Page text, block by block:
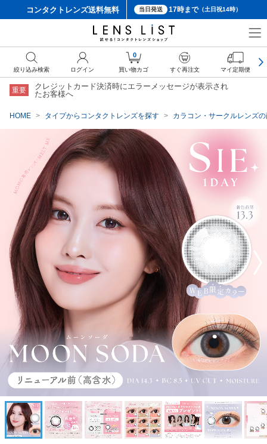
コンタクトレンズ送料無料 当日発送 17時まで（土日祝14時）
重要
クレジットカード決済時にエラーメッセージが表示され
たお客様へ
HOME タイプからコンタクトレンズを探す カラコン・サークルレンズ
絞り込み検索 ログイン
0
買い物カゴ すぐ再注文 マイ定期便
クーポン詳細